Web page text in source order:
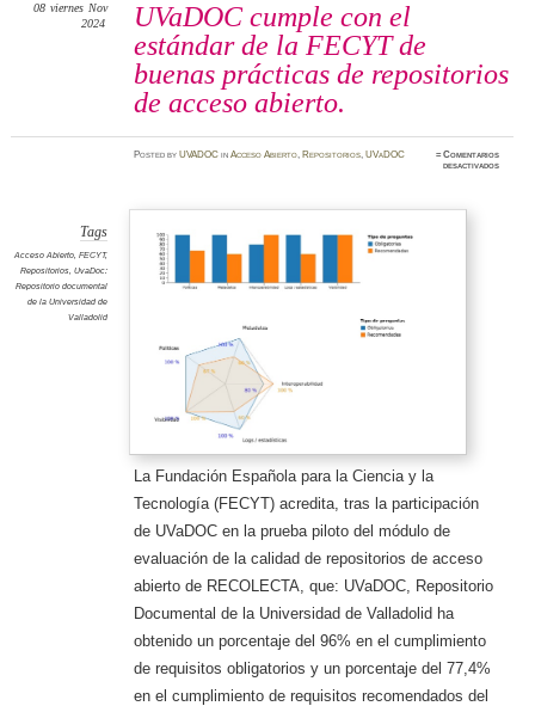
UVaDOC cumple con el
estándar de la FECYT de
buenas prácticas de repositorios
de acceso abierto.
08 viernes Nov
2024
PostedbyUVADOC inAcceso Abierto, Repositorios,UVaDOC ≈Comentarios
desactivadosen
Tags
Acceso Abierto, FECYT,
Repositorios, UvaDoc:
Repositorio documental
de la Universidad de
Valladolid
La Fundación Española para la Ciencia y la
Tecnología (FECYT) acredita, tras la participación
de UVaDOC en la prueba piloto del módulo de
evaluación de la calidad de repositorios de acceso
abierto de RECOLECTA, que: UVaDOC, Repositorio
Documental de la Universidad de Valladolid ha
obtenido un porcentaje del 96% en el cumplimiento
de requisitos obligatorios y un porcentaje del 77,4%
en el cumplimiento de requisitos recomendados del